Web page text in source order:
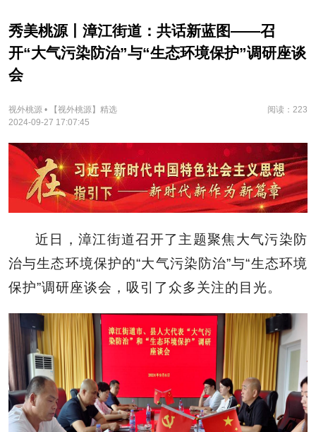
秀美桃源丨漳江街道：共话新蓝图——召
开“大气污染防治”与“生态环境保护”调研座谈
会
视外桃源 • 【视外桃源】精选
阅读：223
2024-09-27 17:07:45
近日，漳江街道召开了 主题聚焦大气污染防
治与生态环境保护的“大气污染防治”与“生态环境
保护”调研座谈会，吸引了众多关注的目光。